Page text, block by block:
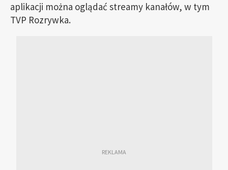
aplikacji można oglądać streamy kanałów, w tym
TVP Rozrywka.